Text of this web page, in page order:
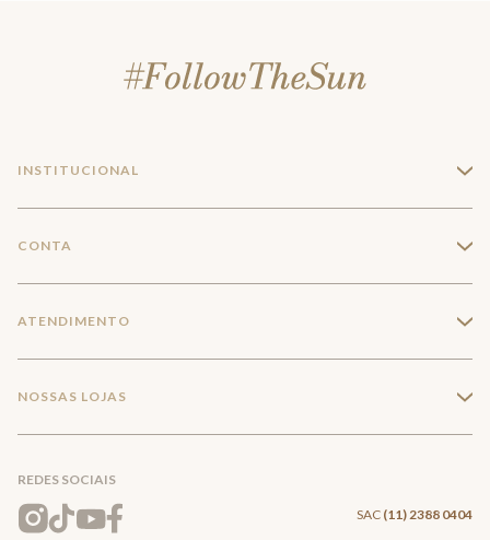
INSTITUCIONAL +
Trabalhe conosco
Mapa do Site
CONTA +
Meus pedidos
Wishlist
ATENDIMENTO +
Entrega e Frete
NOSSAS LOJAS +
REDES SOCIAIS
SAC (11) 2388 0404